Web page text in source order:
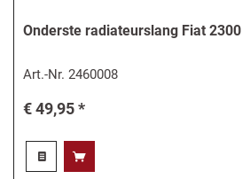
Onderste radiateurslang Fiat 2300
Art.-Nr.2460008
€ 49,95 *